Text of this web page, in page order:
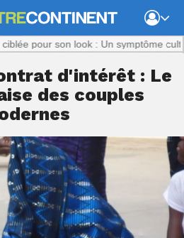
pour son look : Un symptôme culturel
d'intérêt : Le
des couples